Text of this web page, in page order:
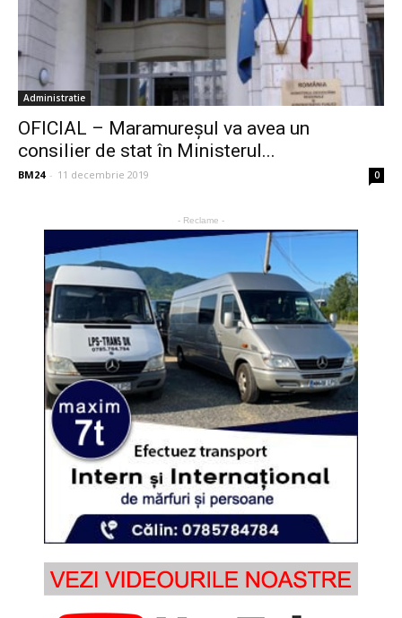
Administratie
OFICIAL – Maramureșul va avea un
consilier de stat în Ministerul...
BM24 - 11 decembrie 2019 0
- Reclame -